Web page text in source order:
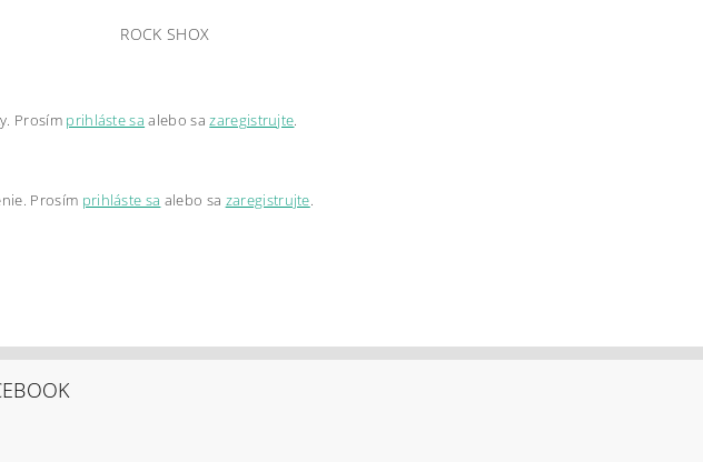
ROCK SHOX
Prosím prihláste sa alebo sazaregistrujte.
Prosím prihláste sa alebo sa zaregistrujte.